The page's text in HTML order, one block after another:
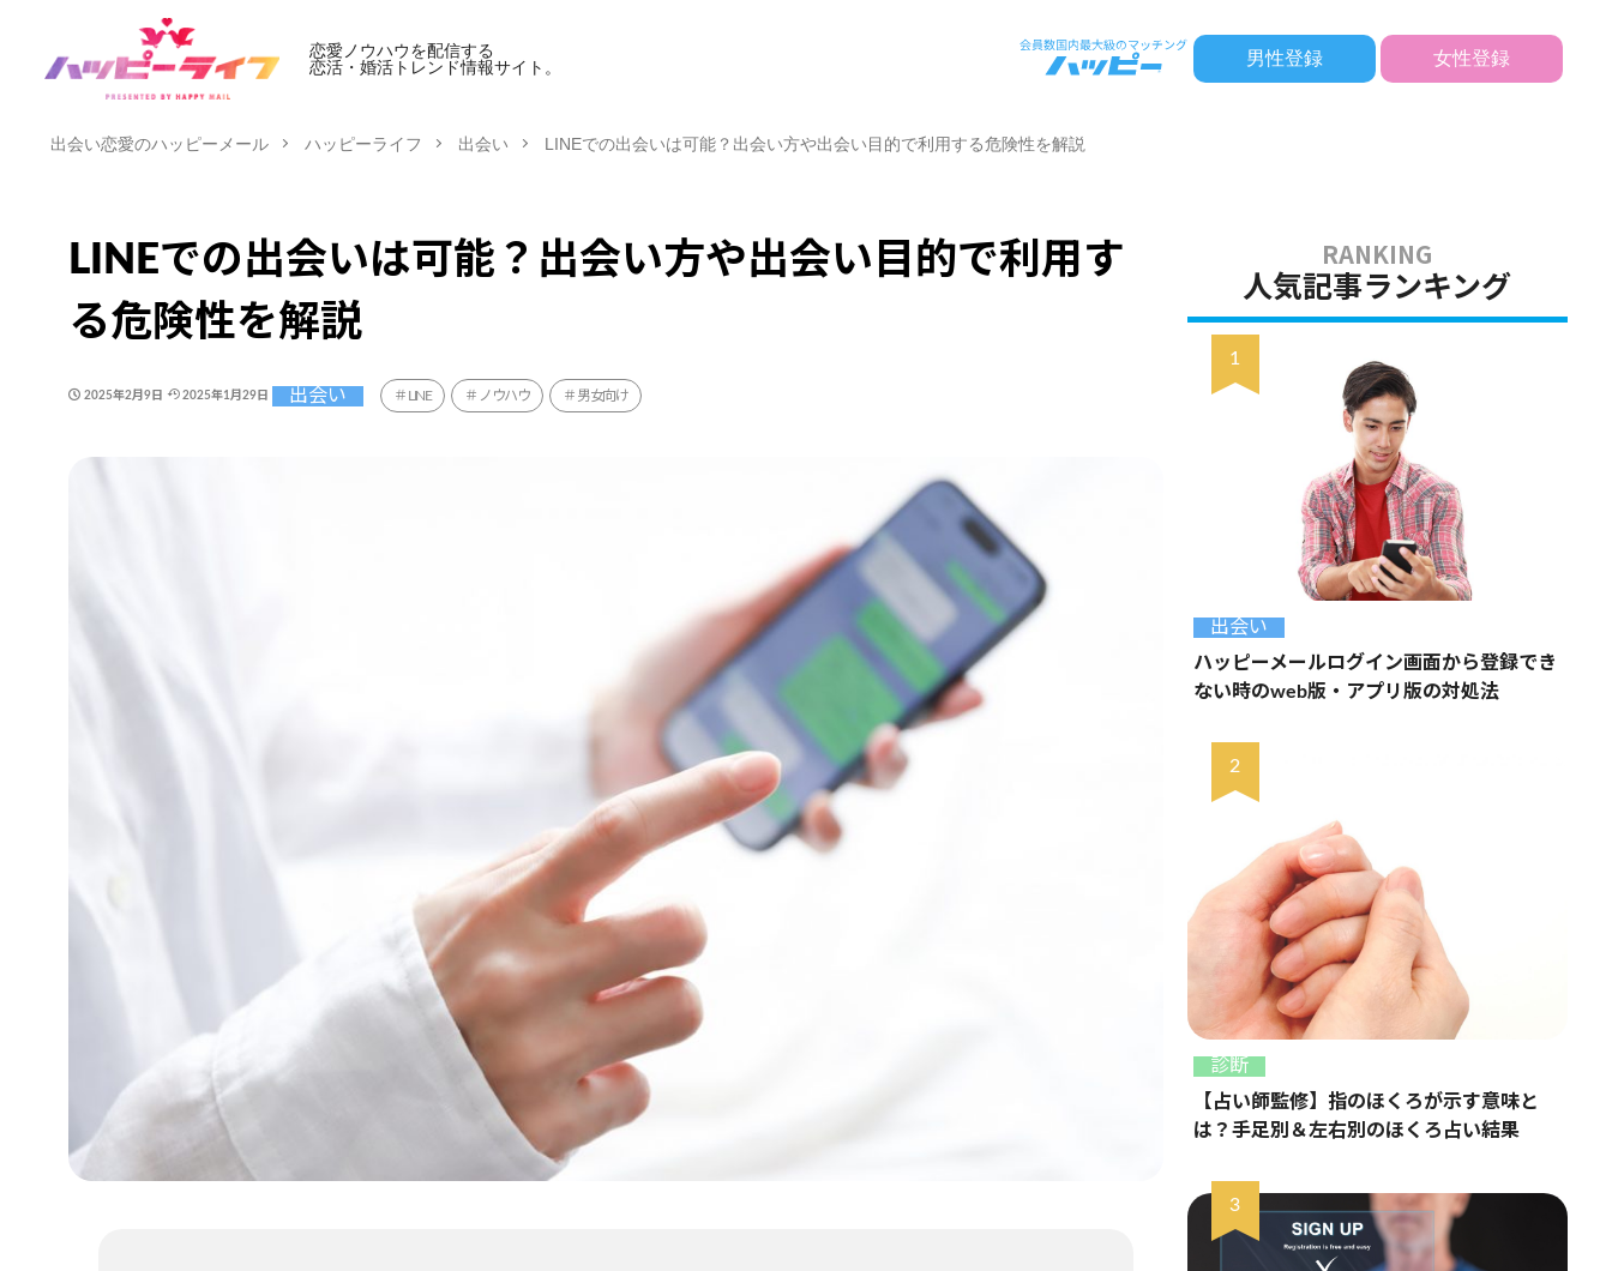
恋愛ノウハウを配信する
恋活・婚活トレンド情報サイト。
男性登録 女性登録
出会い恋愛のハッピーメール ハッピーライフ 出会い LINEでの出会いは可能？出会い方や出会い目的で利用する危険性を解説
LINEでの出会いは可能？出会い方や出会い目的で利用す
る危険性を解説
2025年2月9日 2025年1月29日 出会い LINE ノウハウ 男女向け
人気記事ランキング
出会い
ハッピーメールログイン画面から登録でき
ない時のweb版・アプリ版の対処法
診断
【占い師監修】指のほくろが示す意味と
は？手足別＆左右別のほくろ占い結果